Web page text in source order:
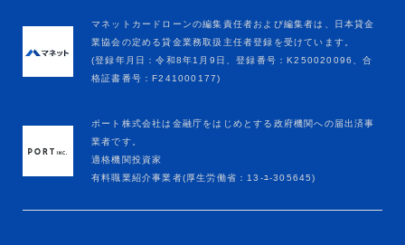
マネットカードローンの編集責任者および編集者は、日本貸金
業協会の定める貸金業務取扱主任者登録を受けています。
(登録年月日：令和8年1月9日、登録番号：K250020096、合
格証書番号：F241000177)
ポート株式会社は金融庁をはじめとする政府機関への届出済事
業者です。
適格機関投資家
有料職業紹介事業者(厚生労働省：13-ﾕ-305645)